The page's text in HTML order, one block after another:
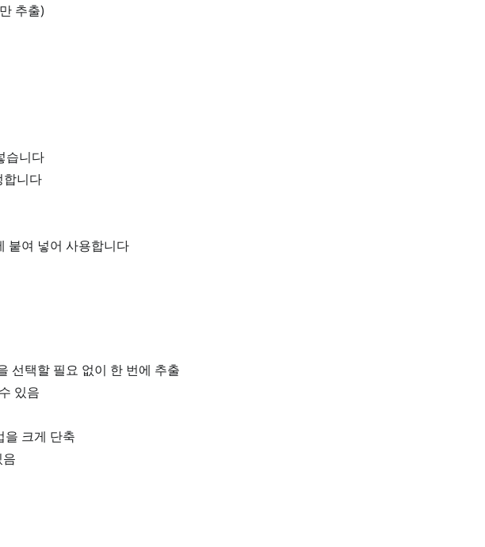
추출)
습니다
합니다
붙여 넣어 사용합니다
선택할 필요 없이 한 번에 추출
있음
을 크게 단축